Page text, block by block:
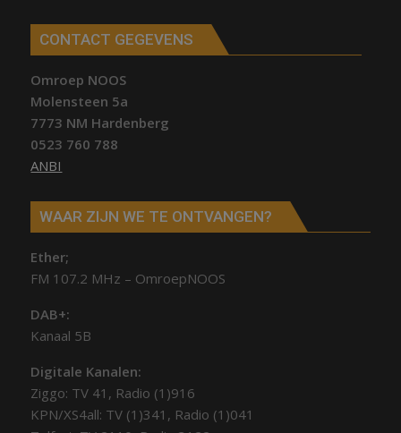
CONTACT GEGEVENS
Omroep NOOS
Molensteen 5a
7773 NM Hardenberg
0523 760 788
ANBI
WAAR ZIJN WE TE ONTVANGEN?
Ether;
FM 107.2 MHz – OmroepNOOS
DAB+:
Kanaal 5B
Digitale Kanalen:
Ziggo: TV 41, Radio (1)916
KPN/XS4all: TV (1)341, Radio (1)041